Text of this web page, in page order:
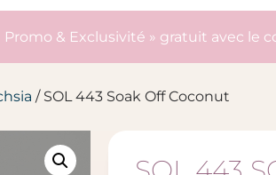
& Exclusivité » gratuit avec le
/ SOL 443 Soak Off Coconut